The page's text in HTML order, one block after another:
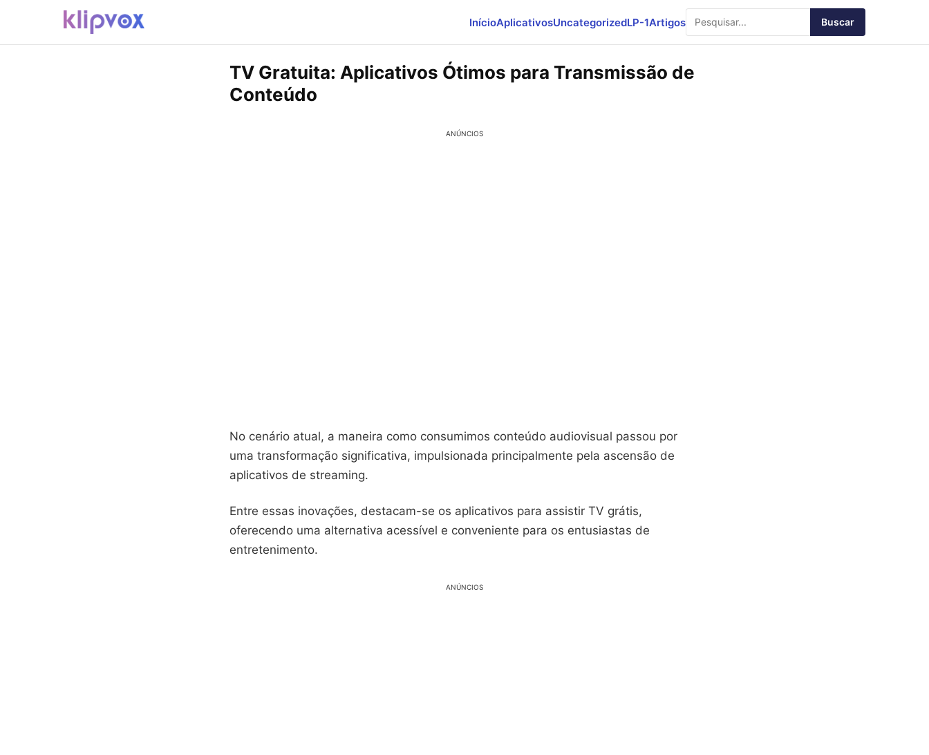
InícioAplicativosUncategorizedLP-1Artigos Buscar
TV Gratuita: Aplicativos Ótimos para Transmissão de
Conteúdo
ANÚNCIOS
No cenário atual, a maneira como consumimos conteúdo audiovisual passou por
uma transformação significativa, impulsionada principalmente pela ascensão de
aplicativos de streaming.
Entre essas inovações, destacam-se os aplicativos para assistir TV grátis,
oferecendo uma alternativa acessível e conveniente para os entusiastas de
entretenimento.
ANÚNCIOS